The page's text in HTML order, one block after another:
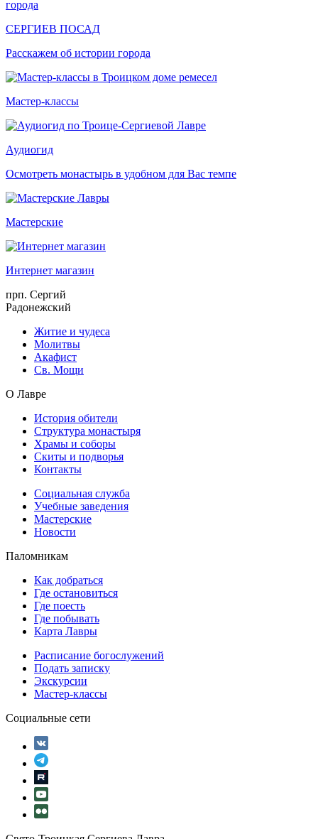
СЕРГИЕВ ПОСАД
Расскажем об истории города
Мастер-классы
Аудиогид
Осмотреть монастырь в удобном для Вас темпе
Мастерские
Интернет магазин
прп. Сергий
Радонежский
Житие и чудеса
Молитвы
Акафист
Св. Мощи
О Лавре
История обители
Структура монастыря
Храмы и соборы
Скиты и подворья
Контакты
Социальная служба
Учебные заведения
Мастерские
Новости
Паломникам
Как добраться
Где остановиться
Где поесть
Где побывать
Карта Лавры
Расписание богослужений
Подать записку
Экскурсии
Мастер-классы
Социальные сети